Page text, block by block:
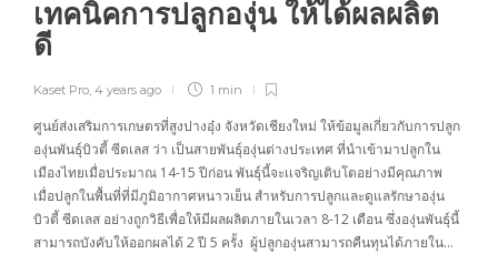
เทคนิคการปลูกองุ่น ให้ได้ผลผลิต
ดี
Kaset Pro 4 years ago 1 min
ศูนย์ส่งเสริมการเกษตรที่สูงปางอุ๋ง จังหวัดเชียงใหม่ ให้ข้อมูลเกี่ยวกับการปลูก
องุ่นพันธุ์บิวตี้ ซีดเลส ว่า เป็นสายพันธุ์องุ่นต่างประเทศ ที่นำเข้ามาปลูกใน
เมืองไทยเมื่อประมาณ 14-15 ปีก่อน พันธุ์นี้จะเเจริญเติบโตอย่างมีคุณภาพ
เมื่อปลูกในพื้นที่ที่มีภูมิอากาศหนาวเย็น สำหรับการปลูกและดูแลรักษาองุ่น
บิวตี้ ซีดเลส อย่างถูกวิธีเพื่อให้มีผลผลิตภายในเวลา 8-12 เดือน ซึ่งองุ่นพันธุ์นี้
สามารถบังคับให้ออกผลได้ 2 ปี 5 ครั้ง ผู้ปลูกองุ่นสามารถคืนทุนได้ภายใน…